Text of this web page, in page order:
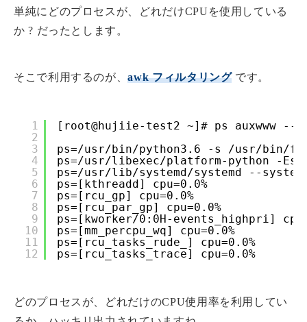
単純にどのプロセスが、どれだけCPUを使用している
か ? だったとします。
そこで利用するのが、awk フィルタリングです。
1
2
3
4
5
6
7
8
9
10
11
12
[root@hujiie-test2 ~]# ps auxwww
ps=/usr/bin/python3.6 -s /usr/bin/
ps=/usr/libexec/platform-python -Es
ps=/usr/lib/systemd/systemd --
ps=[kthreadd] cpu=0.0%
ps=[rcu_gp] cpu=0.0%
ps=[rcu_par_gp] cpu=0.0%
ps=[kworker/0:0H-events_highpri]
ps=[mm_percpu_wq] cpu=0.0%
ps=[rcu_tasks_rude_] cpu=0.0%
ps=[rcu_tasks_trace] cpu=0.0%
どのプロセスが、どれだけのCPU使用率を利用してい